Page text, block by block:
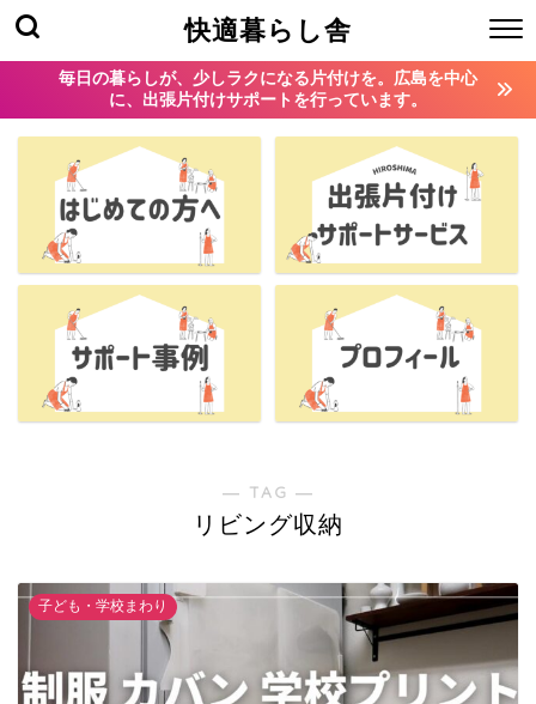
快適暮らし舎
毎日の暮らしが、少しラクになる片付けを。広島を中心
に、出張片付けサポートを行っています。
― TAG ―
リビング収納
子ども・学校まわり